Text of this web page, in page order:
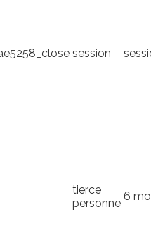
session
tierce
personne
6